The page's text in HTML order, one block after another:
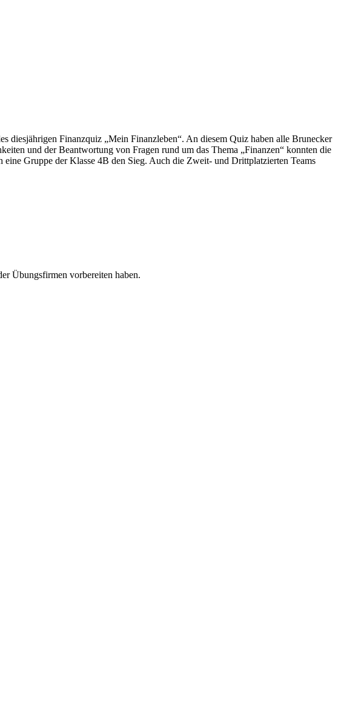
diesjährigen Finanzquiz „Mein Finanzleben“. An diesem Quiz haben alle Brunecker
und der Beantwortung von Fragen rund um das Thema „Finanzen“ konnten die
Gruppe der Klasse 4B den Sieg. Auch die Zweit- und Drittplatzierten Teams
Übungsfirmen vorbereiten haben.